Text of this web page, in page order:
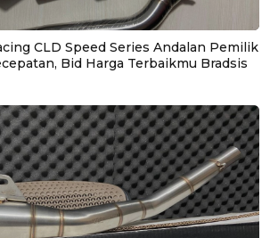
CLD Speed Series Andalan Pemilik
Bid Harga Terbaikmu Bradsis